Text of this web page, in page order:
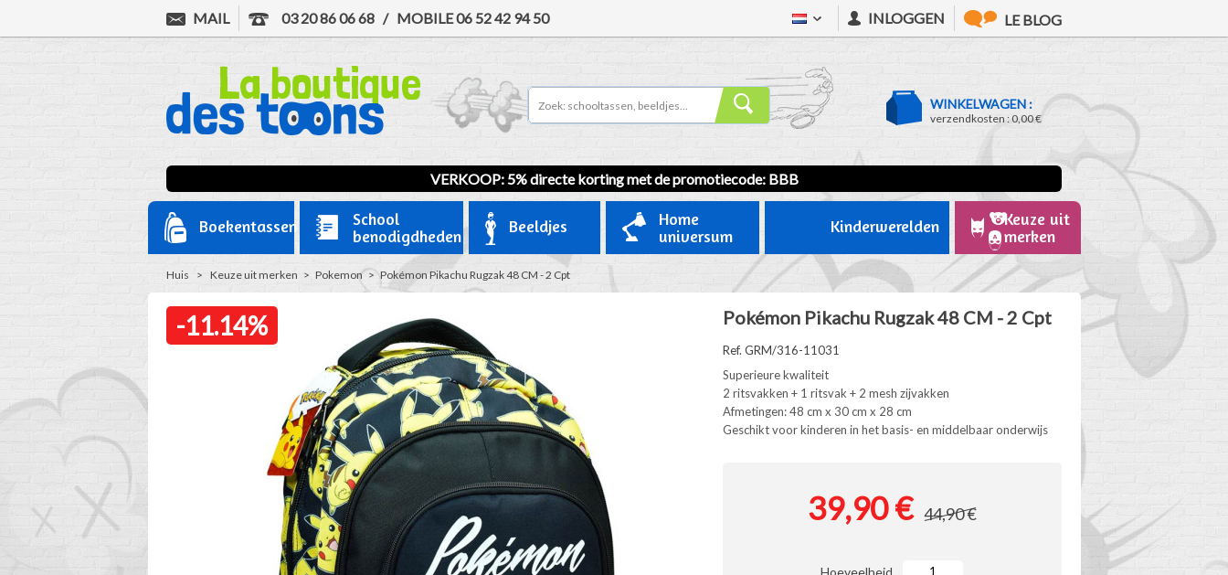
MAIL 03 20 86 06 68 / MOBILE06 52 42 94 50 INLOGGEN LE BLOG
WINKELWAGEN :
verzendkosten :0,00 €
VERKOOP: 5% directe korting met de promotiecode: BBB
Boekentassen
School
benodigdheden
Beeldjes
Home
universum
Kinderwerelden
Keuze uit
merken
Huis > Keuze uit merken > Pokemon > Pokémon Pikachu Rugzak 48 CM - 2 Cpt
-11.14% Pokémon Pikachu Rugzak 48 CM - 2 Cpt
Ref. GRM/316-11031
Superieure kwaliteit
2 ritsvakken + 1 ritsvak + 2 mesh zijvakken
Afmetingen: 48 cm x 30 cm x 28 cm
Geschikt voor kinderen in het basis- en middelbaar onderwijs
39,90 € 44,90 €
Hoeveelheid